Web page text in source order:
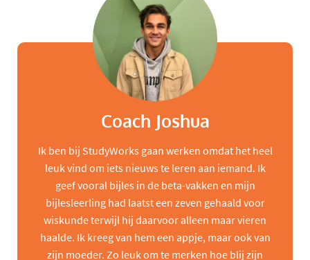
Coach Joshua
Ik ben bij StudyWorks gaan werken omdat het heel
leuk vind om iets nieuws te leren aan iemand. Ik
geef vooral bijles in de beta-vakken en mijn
bijlesleerling had laatst een zeven gehaald voor
wiskunde terwijl hij daarvoor alleen maar vieren
haalde. Ik kreeg van hem een appje, maar ook van
zijn moeder. Zo leuk om te merken hoe blij zijn